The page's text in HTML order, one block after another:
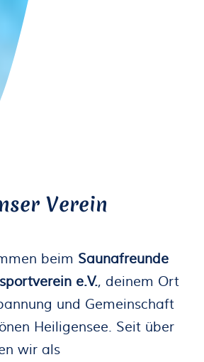
Verein
beim Saunafreunde
e.V., deinem Ort
und Gemeinschaft
Heiligensee. Seit über
wir als